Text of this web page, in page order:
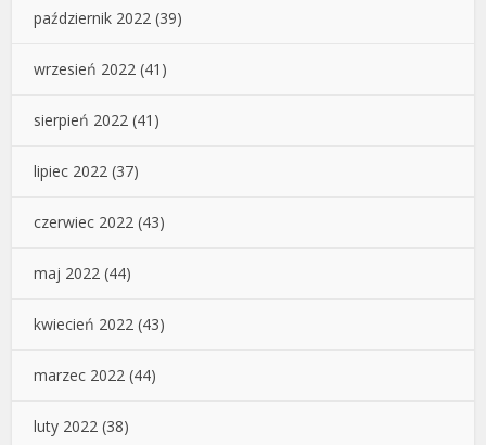
październik 2022 (39)
wrzesień 2022 (41)
sierpień 2022 (41)
lipiec 2022 (37)
czerwiec 2022 (43)
maj 2022 (44)
kwiecień 2022 (43)
marzec 2022 (44)
luty 2022 (38)